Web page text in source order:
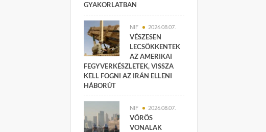
GYAKORLATBAN
NIF 2026.08.07.
VÉSZESEN
LECSÖKKENTEK
AZ AMERIKAI
FEGYVERKÉSZLETEK, VISSZA
KELL FOGNI AZ IRÁN ELLENI
HÁBORÚT
NIF 2026.08.07.
VÖRÖS
VONALAK